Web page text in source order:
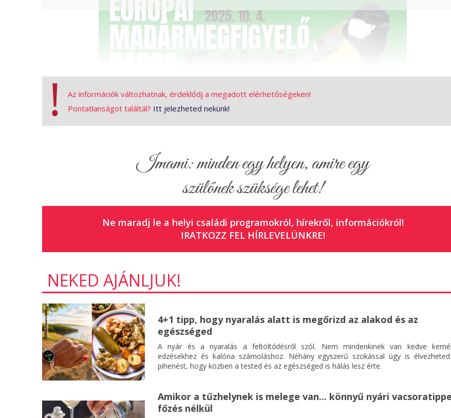
Bárki csatlakozhat, hogy megfigyeléseivel segítse a nemzetközi adatgyűjtést!
Időpont:2025. október 4., 8:00–16:00
Vár Rád egy különleges élmény: madárgyűrűzés, madármegfigyelés és lehetőség, hogy
testközelből ismerd meg a Tüskésrét szárnyas lakóit.
További információ:Kiss János – 06 20 350 3946
Légy részese Európa egyik legnagyobb természetvédelmi akciójának és járulj hozzá a
madárvonulás felméréséhez!
Az információk változhatnak, érdeklődj a megadott elérhetőségeken!
Pontatlanságot találtál? Itt jelezheted nekünk!
Imami: minden egy helyen, amire egy
szülőnek szüksége lehet!
Ne maradj le a helyi családi programokról, hírekről, információkról!
IRATKOZZ FEL HÍRLEVELÜNKRE!
NEKED AJÁNLJUK!
4+1 tipp, hogy nyaralás alatt is megőrizd az alakod és az
egészséged
A nyár és a nyaralás a feltöltődésről szól. Nem mindenkinek van kedve
edzésekhez és kalória számoláshoz. Néhány egyszerű szokással úgy is
pihenést, hogy közben a tested és az egészséged is hálás lesz érte.
Amikor a tűzhelynek is melege van... könnyű nyári
főzés nélkül